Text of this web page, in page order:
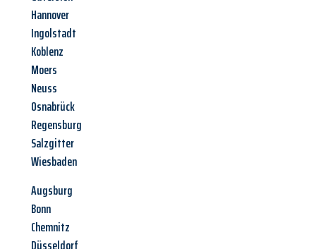
Hannover
Ingolstadt
Koblenz
Moers
Neuss
Osnabrück
Regensburg
Salzgitter
Wiesbaden
Augsburg
Bonn
Chemnitz